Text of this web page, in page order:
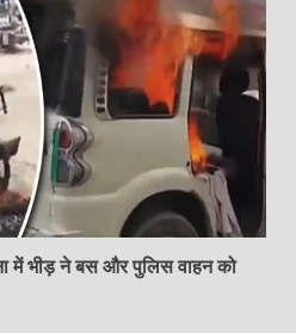
कोर्ट में परिवाद
2026
जशपुर चंद्रशेखर परमा को
निमितेश सिंह ने संभाला
जशपुर का पदभार…
2026
वृंदावन हाल में मनाया जाएगा
में भीड़ ने बस और पुलिस वाहन को